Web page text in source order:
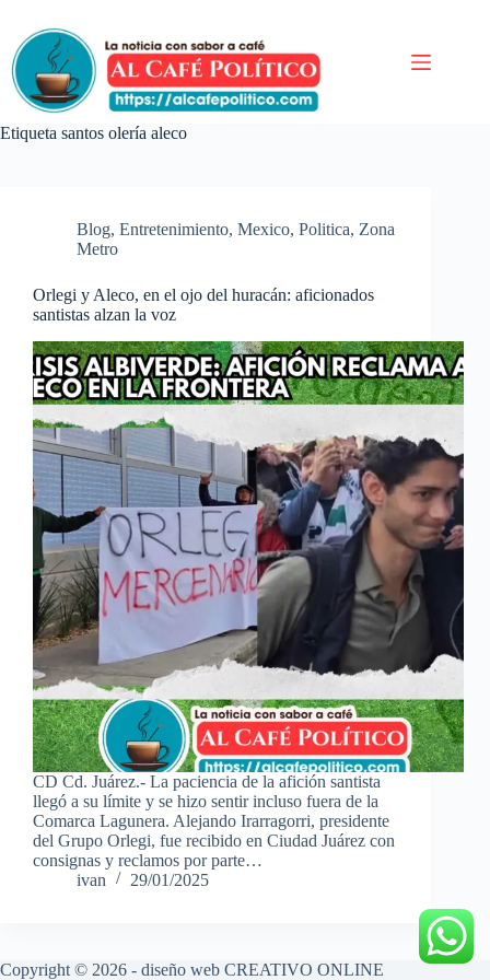
contenido
Etiqueta santos olería aleco
Blog, Entretenimiento, Mexico, Politica, Zona
Metro
Orlegi y Aleco, en el ojo del huracán: aficionados
santistas alzan la voz
CD Cd. Juárez.- La paciencia de la afición santista
llegó a su límite y se hizo sentir incluso fuera de la
Comarca Lagunera. Alejando Irarragorri, presidente
del Grupo Orlegi, fue recibido en Ciudad Juárez con
consignas y reclamos por parte…
ivan
29/01/2025
Copyright © 2026 - diseño web CREATIVO ONLINE